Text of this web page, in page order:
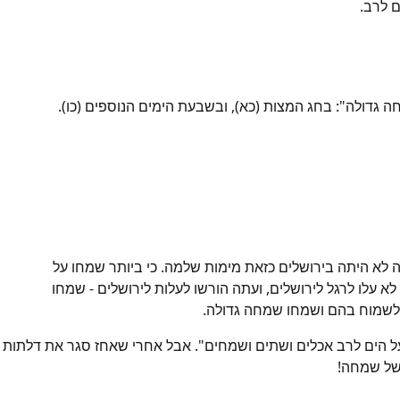
לרב.
בחג המצות (כא), ובשבעת הימים הנוספים (כו).
לא היתה בירושלים כזאת מימות שלמה. כי ביותר שמחו על
לרגל לירושלים, ועתה הורשו לעלות לירושלים - שמחו
לשמוח בהם ושמחו שמחה גדולה.
הים לרב אכלים ושתים ושמחים". אבל אחרי שאחז סגר את דלתות
של שמחה!